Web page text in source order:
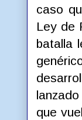
caso
Ley de
batalla
que